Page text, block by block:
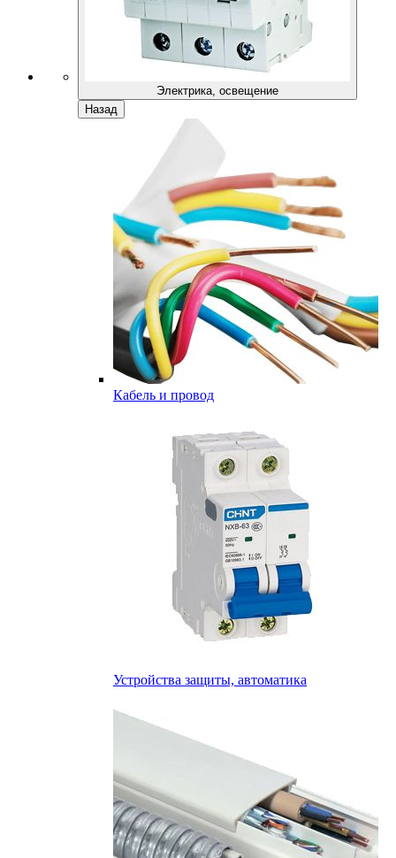
Электрика, освещение
Назад
Кабель и провод
Устройства защиты, автоматика